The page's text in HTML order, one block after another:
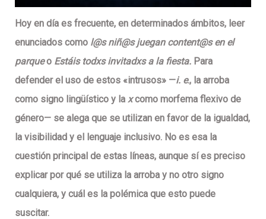
Hoy en día es frecuente, en determinados ámbitos, leer
enunciados como l@s niñ@s juegan content@s en el
parqueo Estáis todxs invitadxs a la fiesta. Para
defender el uso de estos «intrusos» —i. e., la arroba
como signo lingüístico y la xcomo morfema flexivo de
género— se alega que se utilizan en favor de la igualdad,
la visibilidad y el lenguaje inclusivo. No es esa la
cuestión principal de estas líneas, aunque sí es preciso
explicar por qué se utiliza la arroba y no otro signo
cualquiera, y cuál es la polémica que esto puede
suscitar.